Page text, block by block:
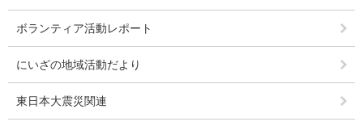
ボランティア活動レポート
にいざの地域活動だより
東日本大震災関連